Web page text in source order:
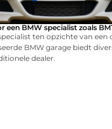
een BMW specialist zoals
ten opzichte van een
BMW garage biedt
dealer.